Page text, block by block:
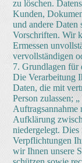
zu löschen.
Kunden,
und andere Daten
Vorschriften. Wir
Ermessen
vervollständigen
7. Grundlagen für
Die Verarbeitung
Daten, die mit
Person zulassen;
Auftragsannahme
Aufklärung
niedergelegt.
Verpflichtungen
wir Ihnen unsere